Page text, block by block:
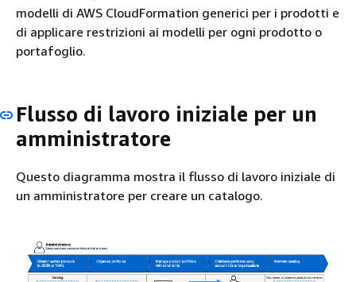
modelli di AWS CloudFormation generici per i prodotti e
di applicare restrizioni ai modelli per ogni prodotto o
portafoglio.
Flusso di lavoro iniziale per un
amministratore
Questo diagramma mostra il flusso di lavoro iniziale di
un amministratore per creare un catalogo.